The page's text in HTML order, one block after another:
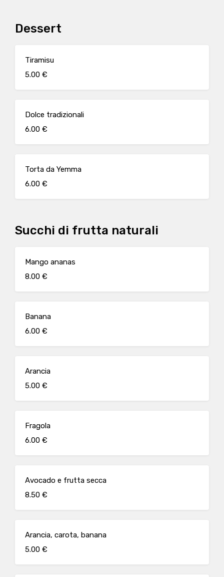
Dessert
Tiramisu
5.00 €
Dolce tradizionali
6.00 €
Torta da Yemma
6.00 €
Succhi di frutta naturali
Mango ananas
8.00 €
Banana
6.00 €
Arancia
5.00 €
Fragola
6.00 €
Avocado e frutta secca
8.50 €
Arancia, carota, banana
5.00 €